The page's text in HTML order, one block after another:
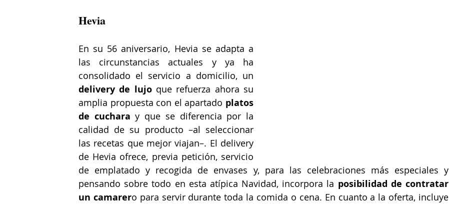
Hevia
En su 56 aniversario, Hevia se adapta a
las circunstancias actuales y ya ha
delivery de lujo que refuerza ahora su
amplia propuesta con el apartado platos
de cuchara y que se diferencia por la
calidad de su producto –al seleccionar
las recetas que mejor viajan–. El delivery
de Hevia ofrece, previa petición, servicio
de emplatado y recogida de envases y, para las celebraciones más especiales y
pensando sobre todo en esta atípica Navidad, incorpora la posibilidad de contratar
un camarero para servir durante toda la comida o cena. En cuanto a la oferta, incluye